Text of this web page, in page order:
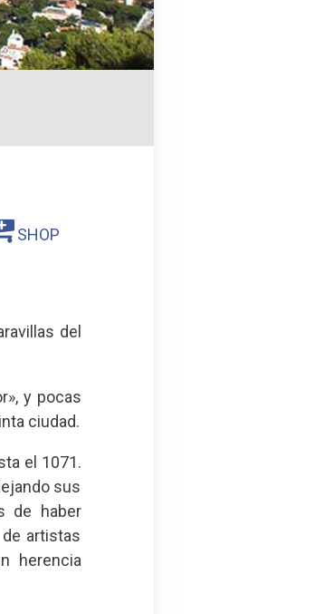
SHOP
del
y pocas
ciudad.
el 1071.
sus
de haber
artistas
herencia